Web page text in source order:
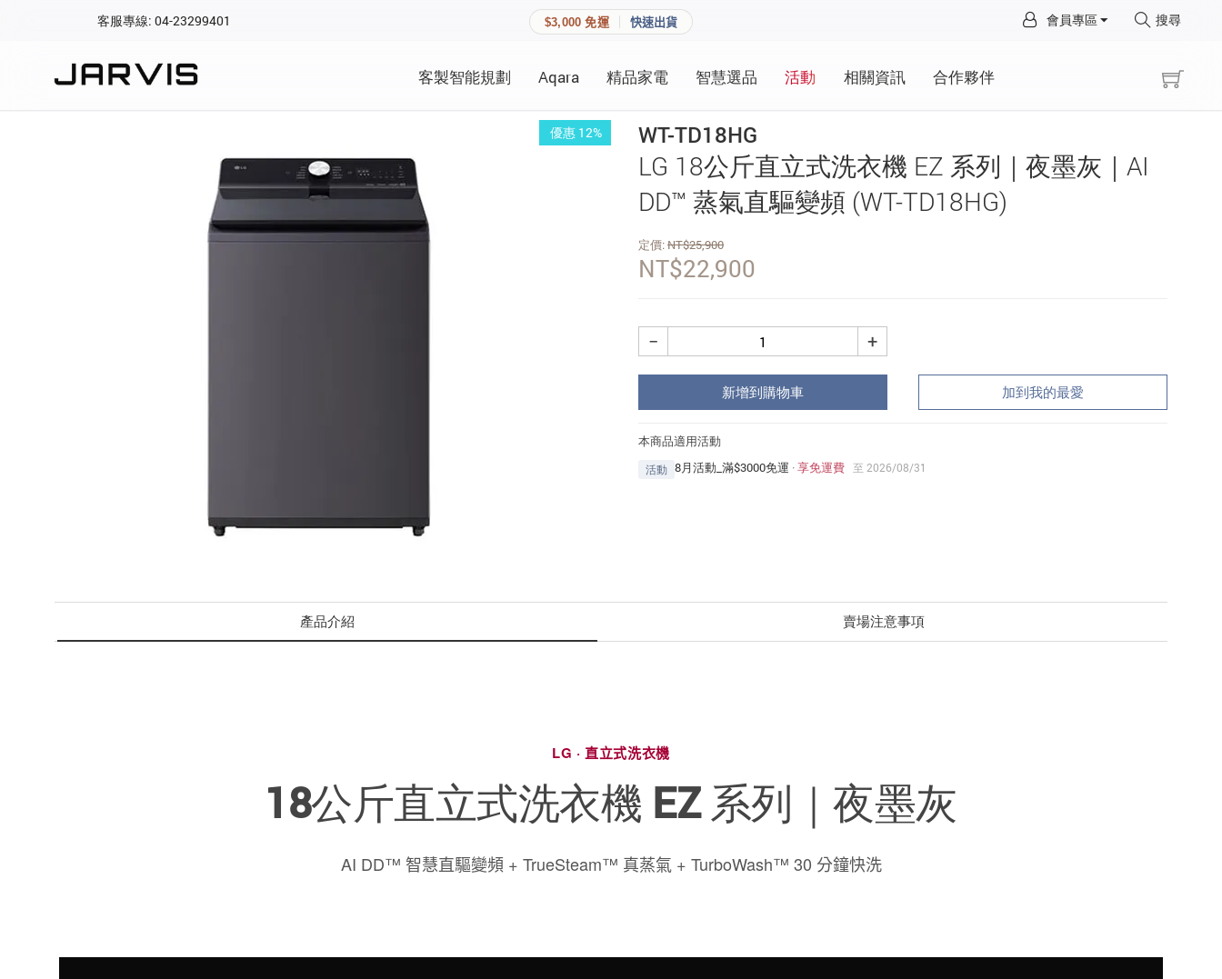
客服專線: 04-23299401 $3,000 免運 快速出貨 會員專區 搜尋
客製智能規劃 Aqara 精品家電 智慧選品 活動 相關資訊 合作夥伴
優惠 12% WT-TD18HG
LG 18公斤直立式洗衣機 EZ 系列｜夜墨灰｜AI
DD™ 蒸氣直驅變頻 (WT-TD18HG)
定價:NT$25,900
NT$22,900
+
−
新增到購物車 加到我的最愛
本商品適用活動
活動 8月活動_滿$3000免運 ·享免運費 至 2026/08/31
產品介紹 賣場注意事項
LG · 直立式洗衣機
18公斤直立式洗衣機 EZ 系列｜夜墨灰
AI DD™ 智慧直驅變頻 + TrueSteam™ 真蒸氣 + TurboWash™ 30 分鐘快洗
×
Aqara 智慧家庭
智能門鎖
Matter 智慧家庭
會員帳號
密碼
會員資料管理
加入 JARVIS VIP